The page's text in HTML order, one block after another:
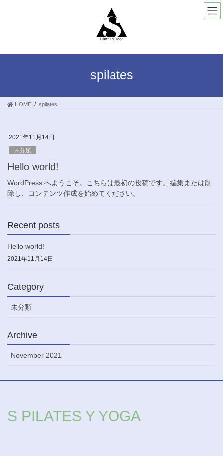
spilates
HOME spilates
2021年11月14日
未分類
Hello world!
WordPress へようこそ。こちらは最初の投稿です。編集または削
除し、コンテンツ作成を始めてください。
Recent posts
Hello world!
2021年11月14日
Category
未分類
Archive
November 2021
S PILATES Y YOGA